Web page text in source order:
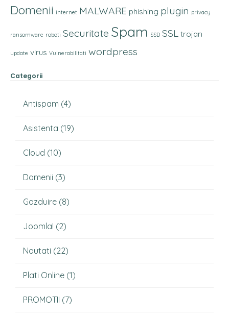
Domenii internet MALWARE phishing plugin privacy
ransomware roboti Securitate Spam SSD SSL trojan
update virus Vulnerabilitati wordpress
Categorii
Antispam (4)
Asistenta (19)
Cloud (10)
Domenii (3)
Gazduire (8)
Joomla! (2)
Noutati (22)
Plati Online (1)
PROMOTII (7)